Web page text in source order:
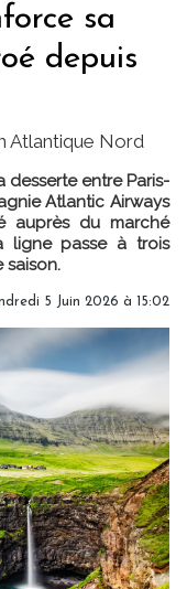
sa
depuis
Atlantique Nord
desserte entre Paris-
Atlantic Airways
auprès du marché
ligne passe à trois
saison.
5 Juin 2026 à 15:02